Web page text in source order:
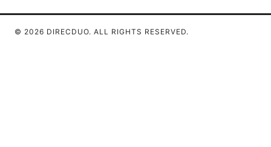
© 2026 DIRECDUO. ALL RIGHTS RESERVED.